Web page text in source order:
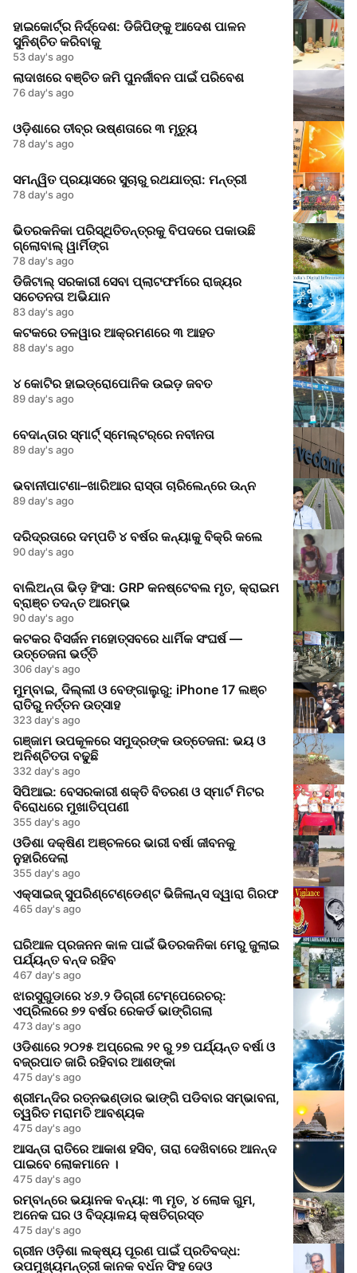
ହାଇକୋର୍ଟ୍‌ର ନିର୍ଦ୍ଦେଶ: ଡିଜିପିଙ୍କୁ ଆଦେଶ ପାଳନ
ସୁନିଶ୍ଚିତ କରିବାକୁ
53 day's ago
ଲାଦାଖରେ ବଞ୍ଚିତ ଜମି ପୁନର୍ଜୀବନ ପାଇଁ ପରିବେଶ
76 day's ago
ଓଡ଼ିଶାରେ ତୀବ୍ର ଉଷ୍ଣତାରେ ୩ ମୃତ୍ୟୁ
78 day's ago
ସମନ୍ୱିତ ପ୍ରୟାସରେ ସୁଚାରୁ ରଥଯାତ୍ରା: ମନ୍ତ୍ରୀ
78 day's ago
ଭିତରକନିକା ପରିସ୍ଥିତିତନ୍ତ୍ରକୁ ବିପଦରେ ପକାଉଛି
ଗ୍ଲୋବାଲ୍ ୱାର୍ମିଙ୍ଗ
78 day's ago
ଡିଜିଟାଲ୍ ସରକାରୀ ସେବା ପ୍ଲାଟଫର୍ମରେ ରାଜ୍ୟର
ସଚେତନତା ଅଭିଯାନ
83 day's ago
କଟକରେ ତଳୱାର ଆକ୍ରମଣରେ ୩ ଆହତ
88 day's ago
୪ କୋଟିର ହାଇଡ୍ରୋପୋନିକ ଉଇଡ଼ ଜବତ
89 day's ago
ବେଦାନ୍ତାର ସ୍ମାର୍ଟ୍‌ ସ୍ମେଲ୍ଟର୍‌ରେ ନବୀନତା
89 day's ago
ଭବାନୀପାଟଣା–ଖାରିଆର ରାସ୍ତା ଚାରିଲେନ୍‌ରେ ଉନ୍ନ
89 day's ago
ଦରିଦ୍ରତାରେ ଦମ୍ପତି ୪ ବର୍ଷର କନ୍ୟାକୁ ବିକ୍ରି କଲେ
90 day's ago
ବାଲିଅନ୍ତା ଭିଡ଼ ହିଂସା: GRP କନଷ୍ଟେବଲ ମୃତ, କ୍ରାଇମ
ବ୍ରାଞ୍ଚ ତଦନ୍ତ ଆରମ୍ଭ
90 day's ago
କଟକର ବିସର୍ଜନ ମହୋତ୍ସବରେ ଧାର୍ମିକ ସଂଘର୍ଷ —
ଉତ୍ତେଜନା ଭର୍ତ୍ତି
306 day's ago
ମୁମ୍ବାଇ, ଦିଲ୍ଲୀ ଓ ବେଙ୍ଗାଲୁରୁ: iPhone 17 ଲଞ୍ଚ
ରାତିରୁ ନର୍ତ୍ତନ ଉତ୍ସାହ
323 day's ago
ଗଞ୍ଜାମ ଉପକୂଳରେ ସମୁଦ୍ରଙ୍କ ଉତ୍ତେଜନା: ଭୟ ଓ
ଅନିଶ୍ଚିତତା ବଢୁଛି
332 day's ago
ସିପିଆଇ: ବେସରକାରୀ ଶକ୍ତି ବିତରଣ ଓ ସ୍ମାର୍ଟ ମିଟର
ବିରୋଧରେ ମୁଖାତିପ୍ପଣୀ
355 day's ago
ଓଡିଶା ଦକ୍ଷିଣ ଅଞ୍ଚଳରେ ଭାରୀ ବର୍ଷା ଜୀବନକୁ
ନୁହାରିଦେଲା
355 day's ago
ଏକ୍ସାଇଜ୍ ସୁପରିଣ୍ଟେଣ୍ଡେଣ୍ଟ ଭିଜିଲାନ୍ସ ଦ୍ୱାରା ଗିରଫ
465 day's ago
ଘରିଆଳ ପ୍ରଜନନ କାଳ ପାଇଁ ଭିତରକନିକା ମେରୁ ଜୁଲାଇ
ପର୍ଯ୍ୟନ୍ତ ବନ୍ଦ ରହିବ
467 day's ago
ଝାରସୁଗୁଡାରେ ୪୬.୨ ଡିଗ୍ରୀ ଟେମ୍ପେରେଚର୍:
ଏପ୍ରିଲରେ ୭୨ ବର୍ଷର ରେକର୍ଡ ଭାଙ୍ଗିଗଲା
473 day's ago
ଓଡିଶାରେ ୨୦୨୫ ଅପ୍ରେଲ ୨୧ ରୁ ୨୭ ପର୍ଯ୍ୟନ୍ତ ବର୍ଷା ଓ
ବଜ୍ରପାତ ଜାରି ରହିବାର ଆଶଙ୍କା
475 day's ago
ଶ୍ରୀମନ୍ଦିର ରତ୍ନଭଣ୍ଡାର ଭାଙ୍ଗି ପଡିବାର ସମ୍ଭାବନା,
ତ୍ୱରିତ ମରାମତି ଆବଶ୍ୟକ
475 day's ago
ଆସନ୍ତା ରାତିରେ ଆକାଶ ହସିବ, ତାରା ଦେଖିବାରେ ଆନନ୍ଦ
ପାଇବେ ଲୋକମାନେ ।
475 day's ago
ରମ୍ବାନ୍‌ରେ ଭୟାନକ ବନ୍ୟା: ୩ ମୃତ, ୪ ଲୋକ ଗୁମ,
ଅନେକ ଘର ଓ ବିଦ୍ୟାଳୟ କ୍ଷତିଗ୍ରସ୍ତ
475 day's ago
ଗ୍ରୀନ ଓଡ଼ିଶା ଲକ୍ଷ୍ୟ ପୂରଣ ପାଇଁ ପ୍ରତିବଦ୍ଧ:
ଉପମୁଖ୍ୟମନ୍ତ୍ରୀ କାନକ ବର୍ଧନ ସିଂହ ଦେଓ